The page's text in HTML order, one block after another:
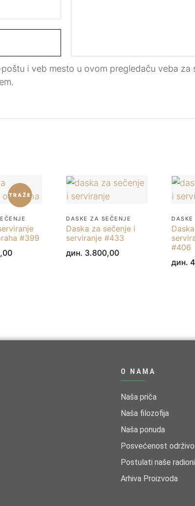
i veb mesto u ovom pregledaču veba za
TRAŽE
#399
DASKE ZA SEČENJE
Daska za sečenje i
serviranje #433
дин. 3.800,00
#406
дин.
O NAMA
Naša priča
Naša filozofija
Naša ponuda​
Posvećenost
Postulati naše
Arhiva Proizvoda